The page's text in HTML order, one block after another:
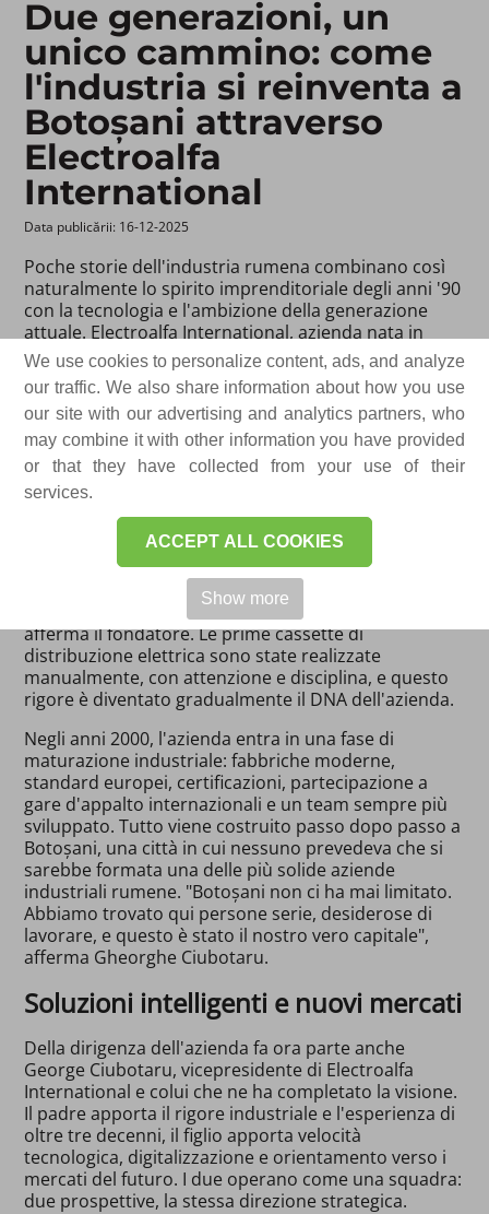
We use cookies to personalize content, ads, and analyze
our traffic. We also share information about how you use
our site with our advertising and analytics partners, who
may combine it with other information you have provided
or that they have collected from your use of their
services.
ACCEPT ALL COOKIES
Show more
Due generazioni, un
unico cammino: come
l'industria si reinventa a
Botoșani attraverso
Electroalfa
International
Data publicării: 16-12-2025 ​
Poche storie dell'industria rumena combinano così
naturalmente lo spirito imprenditoriale degli anni '90
con la tecnologia e l'ambizione della generazione
attuale. Electroalfa International, azienda nata in
un'officina di Botoșani, si è gradualmente
trasformata in una realtà che produce
apparecchiature e soluzioni per l'infrastruttura
energetica ed esporta in paesi di tutti i continenti del
mondo.
Per Gheorghe Ciubotaru, fondatore e presidente
dell'azienda, gli inizi non hanno riguardato piani
elaborati o capitali investiti. Si è trattato
dell'ambizione di dimostrare che anche in Romania si
può costruire una qualità autentica. "Siamo partiti
con zero capitale e molta serietà. Questo ci ha
permesso di restare in piedi per oltre 34 anni",
afferma il fondatore. Le prime cassette di
distribuzione elettrica sono state realizzate
manualmente, con attenzione e disciplina, e questo
rigore è diventato gradualmente il DNA dell'azienda.
Negli anni 2000, l'azienda entra in una fase di
maturazione industriale: fabbriche moderne,
standard europei, certificazioni, partecipazione a
gare d'appalto internazionali e un team sempre più
sviluppato. Tutto viene costruito passo dopo passo a
Botoșani, una città in cui nessuno prevedeva che si
sarebbe formata una delle più solide aziende
industriali rumene. "Botoșani non ci ha mai limitato.
Abbiamo trovato qui persone serie, desiderose di
lavorare, e questo è stato il nostro vero capitale",
afferma Gheorghe Ciubotaru.
Soluzioni intelligenti e nuovi mercati
Della dirigenza dell'azienda fa ora parte anche
George Ciubotaru, vicepresidente di Electroalfa
International e colui che ne ha completato la visione.
Il padre apporta il rigore industriale e l'esperienza di
oltre tre decenni, il figlio apporta velocità
tecnologica, digitalizzazione e orientamento verso i
mercati del futuro. I due operano come una squadra:
due prospettive, la stessa direzione strategica.